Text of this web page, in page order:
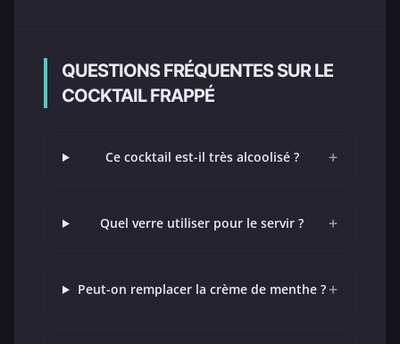
QUESTIONS FRÉQUENTES SUR LE
COCKTAIL FRAPPÉ
Ce cocktail est-il très alcoolisé ? +
Quel verre utiliser pour le servir ? +
Peut-on remplacer la crème de menthe ? +